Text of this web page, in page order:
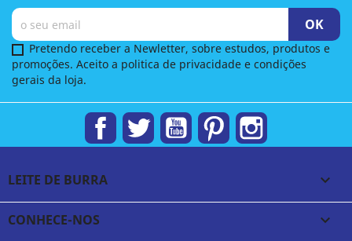
Pretendo receber a Newletter, sobre estudos, produtos e
promoções. Aceito a politica de privacidade e condições
gerais da loja.
FacebookTwitter YouTubePinterest
LEITE DE BURRA 
CONHECE-NOS 